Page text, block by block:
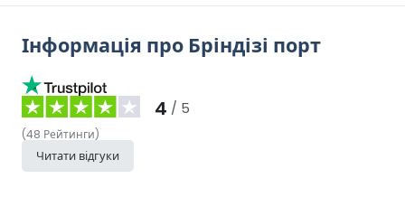
Інформація про Бріндізі порт
4 / 5
(48 Рейтинги)
Читати відгуки